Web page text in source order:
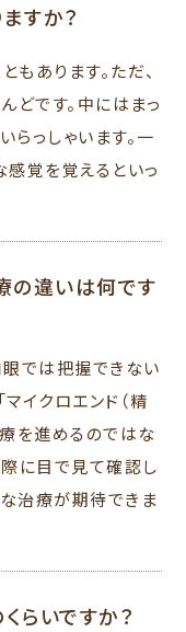
すか？
あります。ただ、
どです。中にはまっ
っしゃいます。一
覚を覚えるといっ
の違いは何です
眼では把握できない
イクロエンド（精
を進めるのではな
際に目で見て確認し
治療が期待できま
らいですか？